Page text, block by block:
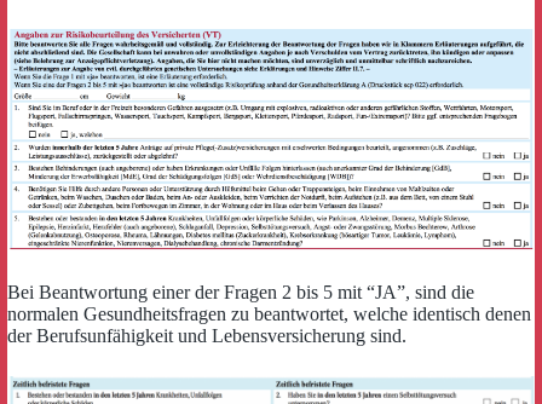
Bei Beantwortung einer der Fragen 2 bis 5 mit “JA”, sind die
normalen Gesundheitsfragen zu beantwortet, welche identisch denen
der Berufsunfähigkeit und Lebensversicherung sind.